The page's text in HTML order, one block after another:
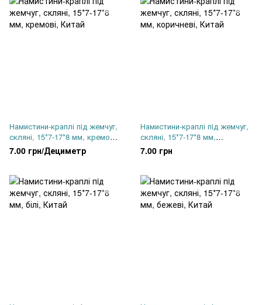
Намистини-краплі пiд жемчуг,
скляні, 15*7-17*8 мм, кремові,
Китай
7.00 грн/Дециметр
Намистини-краплі пiд жемчуг,
скляні, 15*7-17*8 мм,
коричневі, Китай
7.00 грн